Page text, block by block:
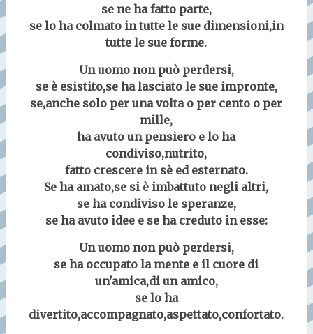
se ne ha fatto parte,
se lo ha colmato in tutte le sue dimensioni,in
tutte le sue forme.
Un uomo non può perdersi,
se è esistito,se ha lasciato le sue impronte,
se,anche solo per una volta o per cento o per
mille,
ha avuto un pensiero e lo ha
condiviso,nutrito,
fatto crescere in sè ed esternato.
Se ha amato,se si è imbattuto negli altri,
se ha condiviso le speranze,
se ha avuto idee e se ha creduto in esse:
Un uomo non può perdersi,
se ha occupato la mente e il cuore di
un'amica,di un amico,
se lo ha
divertito,accompagnato,aspettato,confortato.